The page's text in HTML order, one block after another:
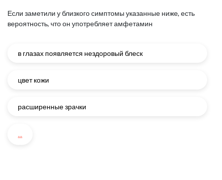
Если заметили у близкого симптомы указанные ниже, есть
вероятность, что он употребляет амфетамин
в глазах появляется нездоровый блеск
цвет кожи
расширенные зрачки
...